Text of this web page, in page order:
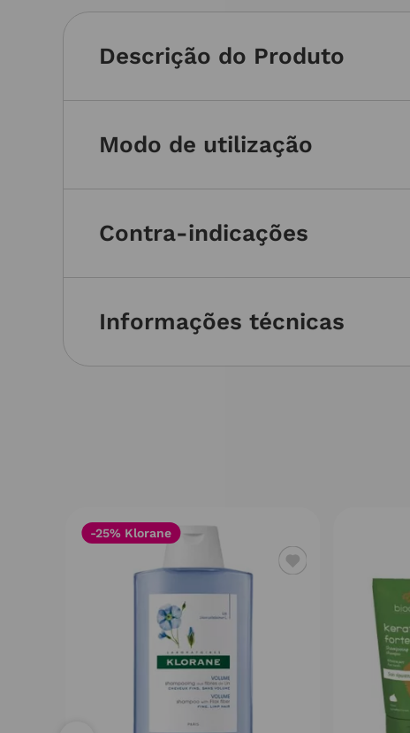
Descrição do Produto
Modo de utilização
Contra-indicações
Informações técnicas
-25% Klorane